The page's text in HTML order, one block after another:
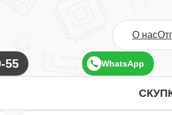
О нас
WhatsApp